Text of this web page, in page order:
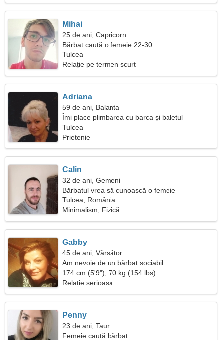
Mihai
25 de ani, Capricorn
Bărbat caută o femeie 22-30
Tulcea
Relație pe termen scurt
Adriana
59 de ani, Balanta
Îmi place plimbarea cu barca și baletul
Tulcea
Prietenie
Calin
32 de ani, Gemeni
Bărbatul vrea să cunoască o femeie
Tulcea, România
Minimalism, Fizică
Gabby
45 de ani, Vărsător
Am nevoie de un bărbat sociabil
174 cm (5'9"), 70 kg (154 lbs)
Relație serioasa
Penny
23 de ani, Taur
Femeie caută bărbat